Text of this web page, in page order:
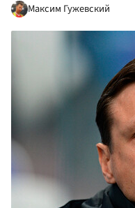
Максим Гужевский